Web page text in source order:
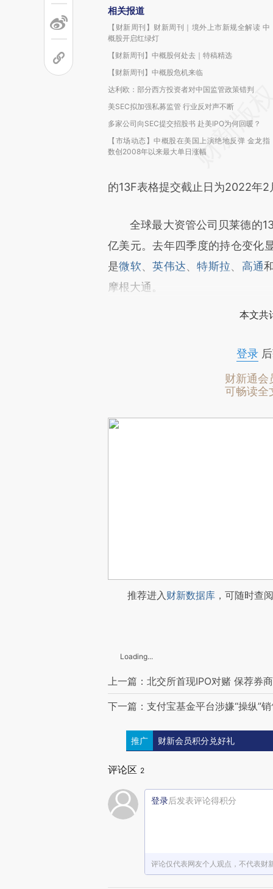
相关报道
【财新周刊】财新周刊｜境外上市新规全解读 中
概股开启红绿灯
【财新周刊】中概股何处去｜特稿精选
【财新周刊】中概股危机来临
达利欧：部分西方投资者对中国监管政策错判
美SEC拟加强私募监管 行业反对声不断
多家公司向SEC提交招股书 赴美IPO为何回暖？
【市场动态】中概股在美国上演绝地反弹 金龙指
数创2008年以来最大单日涨幅
的13F表格提交截止日为2022年2
全球最大资管公司贝莱德的
亿美元。去年四季度的持仓变化
是微软、英伟达、特斯拉、 高通
摩根大通。
本文共
登录后
财新通会
可畅读全
推荐进入财新数据库 ，可随时查
Loading...
上一篇：北交所首现IPO对赌 保荐券
下一篇：支付宝基金平台涉嫌“操纵”
推广 财新会员积分兑好礼
评论区 2
登录后发表评论得积分
评论仅代表网友个人观点，不代表财